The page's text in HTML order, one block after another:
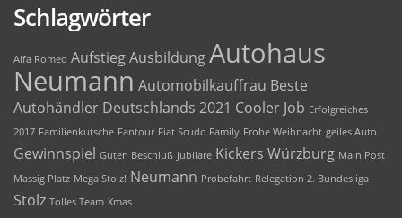
Schlagwörter
Alfa Romeo AufstiegAusbildungAutohaus
Neumann Automobilkauffrau Beste
Autohändler Deutschlands 2021 Cooler Job Erfolgreiches
2017 Familienkutsche Fantour Fiat Scudo Family Frohe Weihnacht geiles Auto
Gewinnspiel Guten Beschluß Jubilare Kickers Würzburg Main Post
Massig Platz Mega Stolz! Neumann Probefahrt Relegation 2. Bundesliga
Stolz Tolles Team Xmas